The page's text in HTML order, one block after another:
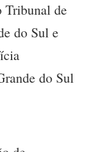
Tribunal de
do Sul e
do Sul